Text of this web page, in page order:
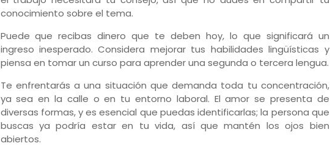
conocimiento sobre el tema.
Puede que recibas dinero que te deben hoy, lo que significará un
ingreso inesperado. Considera mejorar tus habilidades lingüísticas y
piensa en tomar un curso para aprender una segunda o tercera lengua.
Te enfrentarás a una situación que demanda toda tu concentración,
ya sea en la calle o en tu entorno laboral. El amor se presenta de
diversas formas, y es esencial que puedas identificarlas; la persona que
buscas ya podría estar en tu vida, así que mantén los ojos bien
abiertos.